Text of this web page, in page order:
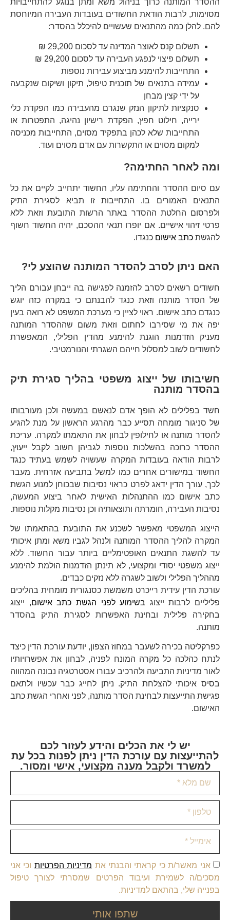
ההסדר המותנה כרוך בניהול משא ומתן בנוגע להתחייבויות
מסוימות, לרבות הודאת החשודים בעובדות העבירה המיוחסת
להם. להלן כמה מהתנאים שעשויים להיכלל בהסדר:
תשלום קנס לאוצר המדינה עד לסכום 29,200 ₪
תשלום פיצוי לנפגע העבירה עד לסכום 29,200 ₪
התחייבות להימנע מביצוע עבירות נוספות
עמידה בתנאים של תוכנית טיפול, תיקון ושיקום שנקבעה
על ידי קצין מבחן
סנקציות לתיקון הנזק שנגרם מהעבירה כמו הפקדת כלי
ירייה, חילוט חפץ, הפקדת רישיון נהיגה, התפטרות או
התחייבות שלא לכהן בתפקיד מסוים, התחייבות מכניסה
למקום מסוים או התקשרות עם אדם מסוים ועוד.
ומה לאחר החתימה?
עם סיום ההסדר והחתימה עליו, החשוד יתחייב לקיים את כל
התנאים האמורים בו. התחייבות זו תביא לסגירת התיק
ולפרסום החלטת ההסדר באתר הרשות התובעת וזאת ללא
פרטי זיהוי אישיים. אם יופרו תנאי ההסכם, יהיה החשוד חשוף
להגשת כתב אישום כנגדו.
האם ניתן לסרב להסדר המותנה שהוצע לי?
חשודים רשאים לסרב להזמנה לפגישה בה ייבחן עבורם הליך
של הסדר מותנה וזאת כנגד להבנתם כי במקרה כזה יוגש
כנגדם כתב אישום. ראוי לציין כי מערכת המשפט לא רואה בעין
יפה את מי שסירבו לחתום וזאת משום שההסדר המותנה
מעניק הזדמנות הוגנת להימנע מהדין הפלילי, המאפשרת
לחשודים לשוב למסלול חייהם השגרתי והנורמטיבי.
חשיבותו של ייצוג משפטי בהליך סגירת תיק
בהסדר מותנה
חשד בפלילים לא הופך אדם לנאשם במעשה ולכן מעורבותו
של סניגור מומחה תסייע כבר מהרגע הראשון על מנת להגיע
להסדר מותנה או לחילופין לבחון את התאמתו למקרה. עריכת
ההסדר כרוכה בהשלכות נוספות לגביהן חשוב לקבל ייעוץ,
לרבות הודאה בעובדות המקרה שעשויה לשמש בעתיד כנגד
החשוד במישורים אחרים כמו למשל בתביעה אזרחית. מעבר
לכך, עורך הדין ידאג לפרט כראוי נסיבות שבכוחן למנוע הגשת
כתב אישום כמו ההתנהלות האישית לאחר ביצוע המעשה,
נסיבות העבירה, חומרתה ותוצאותיה וכן נסיבות מקלות נוספות.
הייצוג המשפטי מאפשר לשכנע את התובעת בהתאמתו של
המקרה להליך ההסדר המותנה ולנהל לגביו משא ומתן איכותי
עד להשגת התנאים האופטימליים ביותר עבור החשוד. ללא
ייצוג משפטי יסודי ומקצועי, לא תינתן הזדמנות הולמת להימנע
מההליך הפלילי ולשוב לשגרה ללא נזקים כבדים.
עורכת הדין עידית רייכרט משמשת כסנגורית מומחית בהליכים
פליליים לרבות ייצוג בשימוע לפני הגשת כתב אישום, ייצוג
בחקירה פלילית ובחינת האפשרות לסגירת התיק בהסדר
מותנה.
כפרקליטה בכירה לשעבר במחוז הצפון, יודעת עורכת הדין כיצד
לנתח כהלכה כל מקרה המונח לפניה, לבחון את אפשרויותיו
לאור מדיניות התביעה ולהרכיב עבורו אסטרטגיה נבונה המהווה
בסיס איכותי להצלחת התיק. ניתן לחייג כבר עכשיו ולתאם
פגישת התייעצות לבחינת הסדר מותנה, לפני ואחרי הגשת כתב
האישום.
יש לי את הכלים והידע לעזור לכם
להתייעצות עם עורכת הדין ניתן לפנות בכל עת
למשרד ולקבל מענה מקצועי, אישי ומסור.
אני מאשר/ת כי קראתי והבנתי את מדיניות הפרטיות וכי אני
מסכים/ה לשמירת ועיבוד הפרטים שמסרתי לצורך טיפול
בפנייה שלי, בהתאם למדיניות.
שתפו אותי